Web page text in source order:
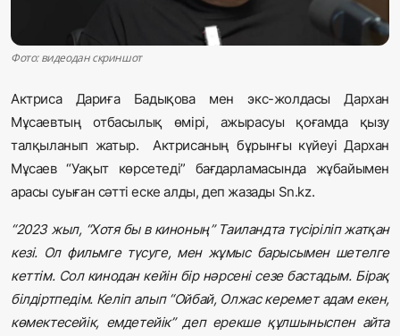
Журналистік зерттеу
Қазақ тілі
Фото: видеодан скриншот
Актриса Дариға Бадықова мен экс-жолдасы Дархан
Мұсаевтың отбасылық өмірі, ажырасуы қоғамда қызу
талқыланып жатыр. Актрисаның бұрынғы күйеуі Дархан
Мұсаев “Уақыт көрсетеді” бағдарламасында жұбайымен
арасы суыған сәтті еске алды, деп жазады Sn.kz.
“2023 жыл, “Хотя бы в киноның” Таиландта түсіріліп жатқан
кезі. Ол фильмге түсуге, мен жұмыс барысымен шетелге
кеттім. Сол кинодан кейін бір нәрсені сезе бастадым. Бірақ
білдіртпедім. Келіп алып “Ойбай, Олжас керемет адам екен,
көмектесейік, емдетейік” деп ерекше құлшыныспен айта